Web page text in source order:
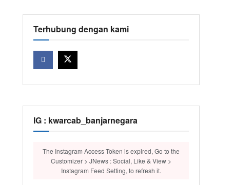
Terhubung dengan kami
IG : kwarcab_banjarnegara
The Instagram Access Token is expired, Go to the
Customizer > JNews : Social, Like & View >
Instagram Feed Setting, to refresh it.